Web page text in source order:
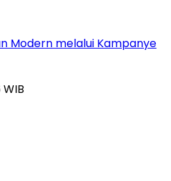
Modern melalui Kampanye